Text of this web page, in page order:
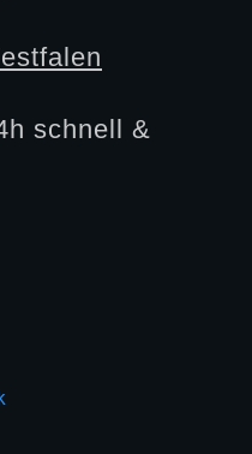
schnell &